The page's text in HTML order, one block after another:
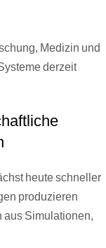
Medizin und
derzeit
heute schneller
produzieren
aus Simulationen,